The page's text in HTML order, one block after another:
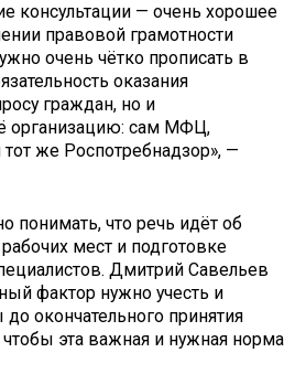
консультации — очень хорошее
правовой грамотности
очень чётко прописать в
оказания
граждан, но и
организацию: сам МФЦ,
же Роспотребнадзор», —
понимать, что речь идёт об
мест и подготовке
Дмитрий Савельев
фактор нужно учесть и
окончательного принятия
чтобы эта важная и нужная норма